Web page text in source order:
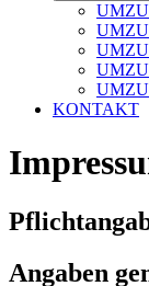
KONTAKT
Angaben